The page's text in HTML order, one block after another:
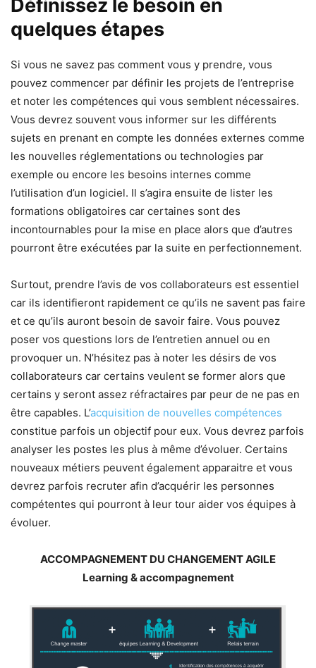
Définissez le besoin en
quelques étapes
Si vous ne savez pas comment vous y prendre, vous
pouvez commencer par définir les projets de l’entreprise
et noter les compétences qui vous semblent nécessaires.
Vous devrez souvent vous informer sur les différents
sujets en prenant en compte les données externes comme
les nouvelles réglementations ou technologies par
exemple ou encore les besoins internes comme
l’utilisation d’un logiciel. Il s’agira ensuite de lister les
formations obligatoires car certaines sont des
incontournables pour la mise en place alors que d’autres
pourront être exécutées par la suite en perfectionnement.
Surtout, prendre l’avis de vos collaborateurs est essentiel
car ils identifieront rapidement ce qu’ils ne savent pas faire
et ce qu’ils auront besoin de savoir faire. Vous pouvez
poser vos questions lors de l’entretien annuel ou en
provoquer un. N’hésitez pas à noter les désirs de vos
collaborateurs car certains veulent se former alors que
certains y seront assez réfractaires par peur de ne pas en
être capables. L’acquisition de nouvelles compétences
constitue parfois un objectif pour eux. Vous devrez parfois
analyser les postes les plus à même d’évoluer. Certains
nouveaux métiers peuvent également apparaitre et vous
devrez parfois recruter afin d’acquérir les personnes
compétentes qui pourront à leur tour aider vos équipes à
évoluer.
ACCOMPAGNEMENT DU CHANGEMENT AGILE
Learning & accompagnement